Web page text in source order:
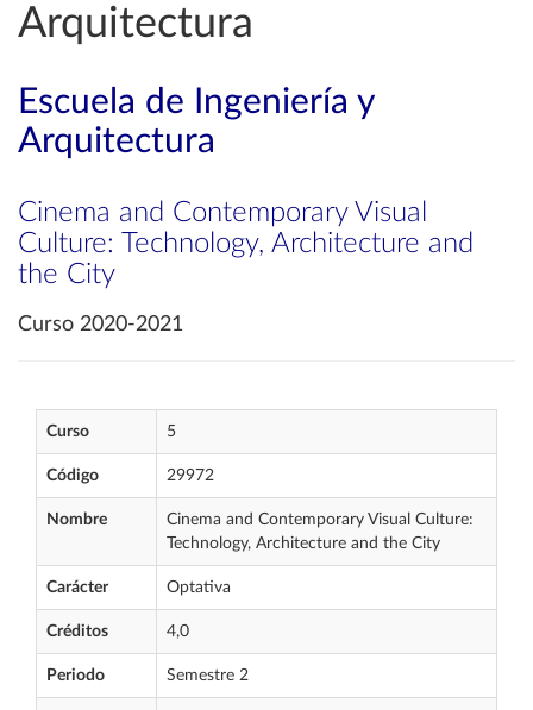
Arquitectura
Escuela de Ingeniería y
Arquitectura
Cinema and Contemporary Visual
Culture: Technology, Architecture and
the City
Curso 2020-2021
Curso 5
Código 29972
Nombre
Cinema and Contemporary Visual Culture:
Technology, Architecture and the City
Carácter Optativa
Créditos 4,0
Periodo Semestre 2